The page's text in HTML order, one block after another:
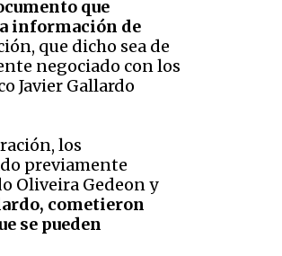
que
información de
que dicho sea de
negociado con los
Javier Gallardo
los
previamente
Oliveira Gedeon y
cometieron
se pueden